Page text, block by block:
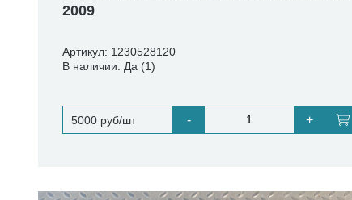
2009
Артикул: 1230528120
В наличии: Да (1)
5000 руб/шт - +